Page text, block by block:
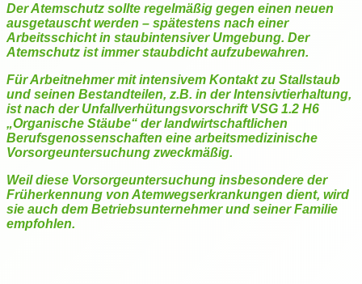
Der Atemschutz sollte regelmäßig gegen einen neuen
ausgetauscht werden – spätestens nach einer
Arbeitsschicht in staubintensiver Umgebung. Der
Atemschutz ist immer staubdicht aufzubewahren.
Für Arbeitnehmer mit intensivem Kontakt zu Stallstaub
und seinen Bestandteilen, z.B. in der Intensivtierhaltung,
ist nach der Unfallverhütungsvorschrift VSG 1.2 H6
„Organische Stäube“ der landwirtschaftlichen
Berufsgenossenschaften eine arbeitsmedizinische
Vorsorgeuntersuchung zweckmäßig.
Weil diese Vorsorgeuntersuchung insbesondere der
Früherkennung von Atemwegserkrankungen dient, wird
sie auch dem Betriebsunternehmer und seiner Familie
empfohlen.